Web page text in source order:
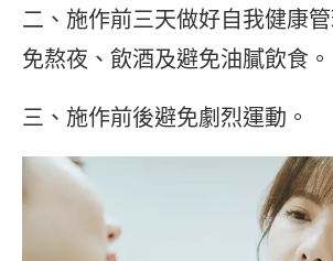
二、施作前三天做好自我健康
免熬夜、飲酒及避免油膩飲食。
三、施作前後避免劇烈運動。